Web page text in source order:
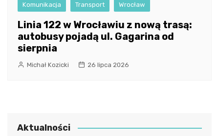
Komunikacja Transport Wrocław
Linia 122 w Wrocławiu z nową trasą:
autobusy pojadą ul. Gagarina od
sierpnia
Michał Kozicki 26 lipca 2026
Aktualności